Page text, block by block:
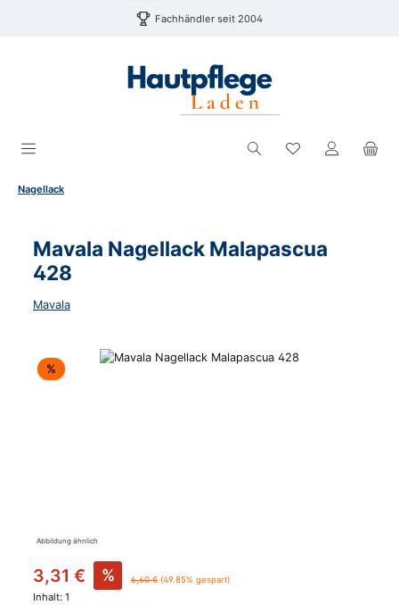
Zum Hauptinhalt springen Fachhändler seit 2004
Du hast 0
Nagellack
Mavala Nagellack Malapascua
428
Mavala
Bildergalerie überspringen
% Rabatt
Abbildung ähnlich
Verkaufspreis:
3,31 € % Regulärer Preis:
6,60 € (49.85% gespart)
Inhalt: 1